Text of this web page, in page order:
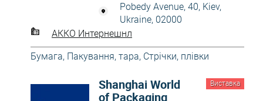
Pobedy Avenue, 40, Kiev,
Ukraine, 02000
АККО Интернешнл
Бумага, Пакування, тара, Стрічки, плівки
Виставка
Shanghai World
of Packaging